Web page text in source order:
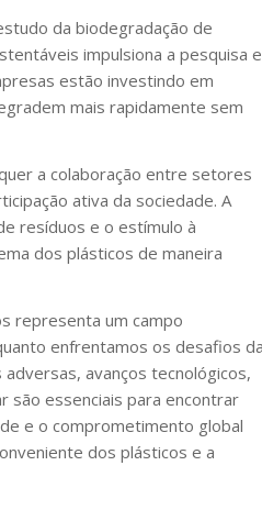
da biodegradação de
impulsiona a pesquisa e
estão investindo em
mais rapidamente sem
a colaboração entre setores
ativa da sociedade. A
resíduos e o estímulo à
dos plásticos de maneira
representa um campo
enfrentamos os desafios
avanços tecnológicos,
são essenciais para encontrar
e o comprometimento global
dos plásticos e a